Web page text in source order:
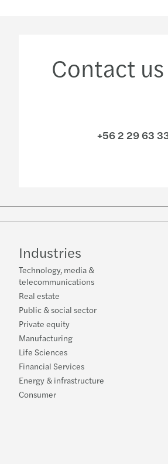
Contact us
+56 2 29 63
Industries
Technology, media &
telecommunications
Real estate
Public & social sector
Private equity
Manufacturing
Life Sciences
Financial Services
Energy & infrastructure
Consumer